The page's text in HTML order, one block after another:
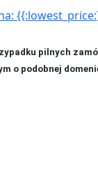
pilnych
o podobnej